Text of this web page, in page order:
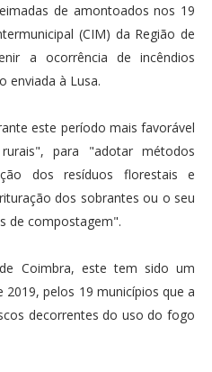
de amontoados nos 19
(CIM) da Região de
a ocorrência de incêndios
enviada à Lusa.
este período mais favorável
para "adotar métodos
dos resíduos florestais e
dos sobrantes ou o seu
de compostagem".
Coimbra, este tem sido um
pelos 19 municípios que a
decorrentes do uso do fogo